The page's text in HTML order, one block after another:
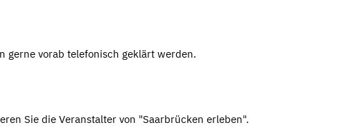
gerne vorab telefonisch geklärt werden.
Sie die Veranstalter von "Saarbrücken erleben".